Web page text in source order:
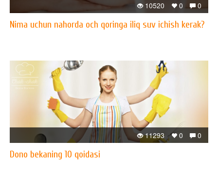
0
0
10520
Nima uchun nahorda och qoringa iliq suv ichish kerak?
0
0
11293
Dono bekaning 10 qoidasi